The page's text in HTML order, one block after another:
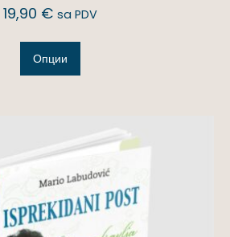
19,90 € sa PDV
Опции